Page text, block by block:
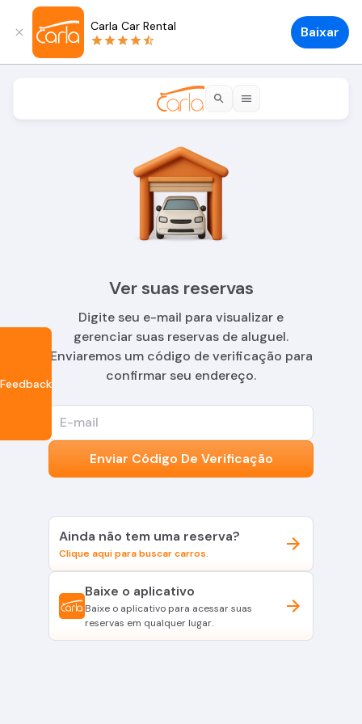
Carla Car Rental Baixar
Ver suas reservas
Digite seu e-mail para visualizar e
gerenciar suas reservas de aluguel.
Enviaremos um código de verificação para
confirmar seu endereço.
E-mail
Enviar Código De Verificação
Ainda não tem uma reserva?
Clique aqui para buscar carros.
Baixe o aplicativo
Baixe o aplicativo para acessar suas
reservas em qualquer lugar.
Feedback